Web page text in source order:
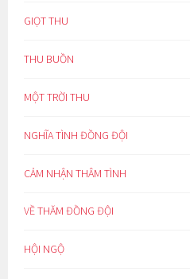
GIỌT THU
THU BUỒN
MỘT TRỜI THU
NGHĨA TÌNH ĐỒNG ĐỘI
CẢM NHẬN THÂM TÌNH
VỀ THĂM ĐỒNG ĐỘI
HỘI NGỘ